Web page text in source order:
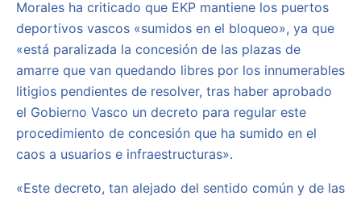
Morales ha criticado que EKP mantiene los puertos
deportivos vascos «sumidos en el bloqueo», ya que
«está paralizada la concesión de las plazas de
amarre que van quedando libres por los innumerables
litigios pendientes de resolver, tras haber aprobado
el Gobierno Vasco un decreto para regular este
procedimiento de concesión que ha sumido en el
caos a usuarios e infraestructuras».
«Este decreto, tan alejado del sentido común y de las